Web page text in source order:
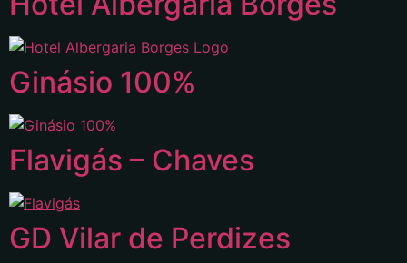
Ginásio 100%
Flavigás – Chaves
GD Vilar de Perdizes